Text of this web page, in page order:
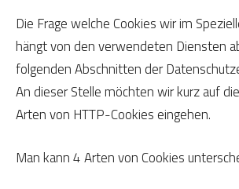
Die Frage welche Cookies wir im
hängt von den verwendeten Diensten
folgenden Abschnitten der
An dieser Stelle möchten wir kurz auf
Arten von HTTP-Cookies eingehen.
Man kann 4 Arten von Cookies